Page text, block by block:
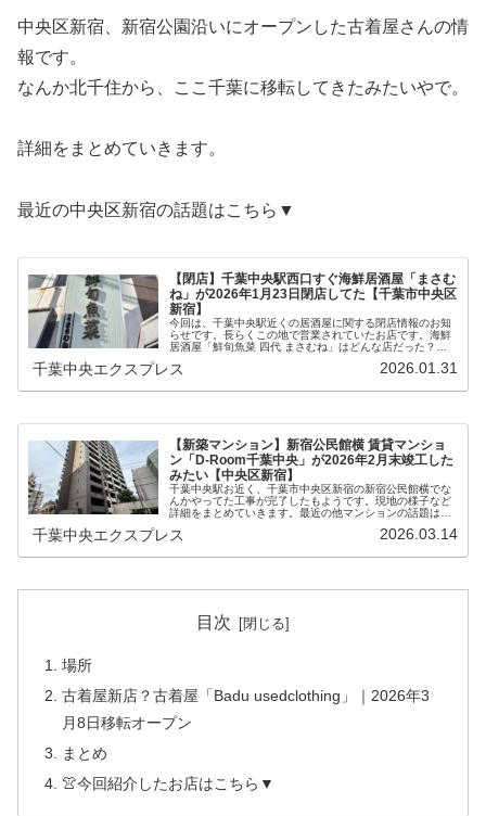
中央区新宿、新宿公園沿いにオープンした古着屋さんの情
報です。
なんか北千住から、ここ千葉に移転してきたみたいやで。
詳細をまとめていきます。
最近の中央区新宿の話題はこちら▼
【閉店】千葉中央駅西口すぐ海鮮居酒屋「まさむ
ね」が2026年1月23日閉店してた【千葉市中央区
新宿】
今回は、千葉中央駅近くの居酒屋に関する閉店情報のお知
らせです。長らくこの地で営業されていたお店です。海鮮
居酒屋「鮮旬魚菜 四代 まさむね」はどんな店だった？千
は、千葉中央駅の西口すぐ、鳥貴...
千葉中央エクスプレス 2026.01.31
【新築マンション】新宿公民館横 賃貸マンショ
ン「D-Room千葉中央」が2026年2月末竣工した
みたい【中央区新宿】
千葉中央駅お近く、千葉市中央区新宿の新宿公民館横でな
んかやってた工事が完了したもようです。現地の様子など
詳細をまとめていきます。最近の他マンションの話題はこ
葉Ⅲ」🔗中央区神明町（神明湯横）...
千葉中央エクスプレス 2026.03.14
目次
場所
古着屋新店？古着屋「Badu usedclothing」｜2026年3
月8日移転オープン
まとめ
👚今回紹介したお店はこちら▼